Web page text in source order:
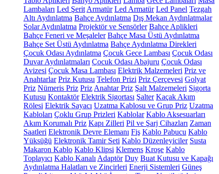
Lambaları Led Şerit Armatür Led Armatür Led Panel Tezgah
Altı Aydınlatma Bahçe Aydınlatma Dış Mekan Aydınlatmalar
Solar Aydınlatma Projektör ve Sensörler Bahçe Aplikleri
Bahçe Feneri ve Meşaleler Bahçe Masa Üstü Aydınlatma
Bahçe Set Üstü Aydınlatma Bahçe Aydınlatma Direkleri
Çocuk Odası Aydınlatma Çocuk Gece Lambası Çocuk Odası
Duvar Aydınlatmaları Çocuk Odası Abajuru Çocuk Odası
Avizesi Çocuk Masa Lambası Elektrik Malzemeleri Priz ve
Anahtarlar Priz Kutusu Telefon Prizi Priz Çerçevesi Golyat
Priz Nümeris Priz Priz Anahtar Priz Şalt Malzemeleri Sigorta
Kutusu Kontaktör Elektrik Sigortası Şalter Kaçak Akım
Rölesi Elektrik Sayacı Uzatma Kablosu ve Grup Priz Uzatma
Kabloları Çoklu Grup Prizleri Kablolar Kablo Aksesuarları
Akım Korumalı Priz Kapı Zilleri Pil ve Şarj Cihazları Zaman
Saatleri Elektronik Devre Elemanı Fiş Kablo Pabucu Kablo
Yüksüğü Elektronik Tamir Seti Kablo Düzenleyiciler Susta
Makaron Kablo Kablo Klipsi Klemens Kroşe Kablo
Toplayıcı Kablo Kanalı Adaptör Duy Buat Kutusu ve Kapağı
Aydınlatma Halatları ve Zincirleri Enerji Sistemleri Güneş